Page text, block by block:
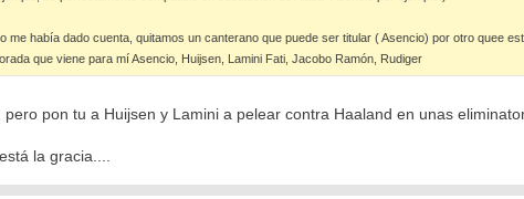
me había dado cuenta, quitamos un canterano que puede ser titular ( Asencio) por otro quee
que viene para mí Asencio, Huijsen, Lamini Fati, Jacobo Ramón, Rudiger
pon tu a Huijsen y Lamini a pelear contra Haaland en unas
la gracia....